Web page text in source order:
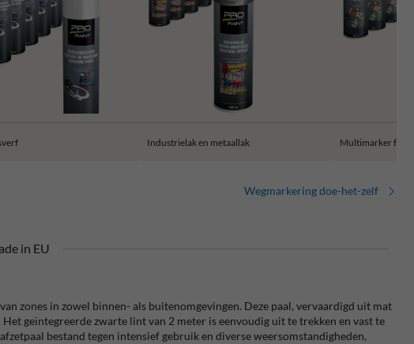
Industrielak en metaallak Multimarker
Wegmarkering doe-het-zelf
in EU
zones in zowel binnen- als buitenomgevingen. Deze paal, vervaardigd uit mat
Het geïntegreerde zwarte lint van 2 meter is eenvoudig uit te trekken en vast te
bestand tegen intensief gebruik en diverse weersomstandigheden,